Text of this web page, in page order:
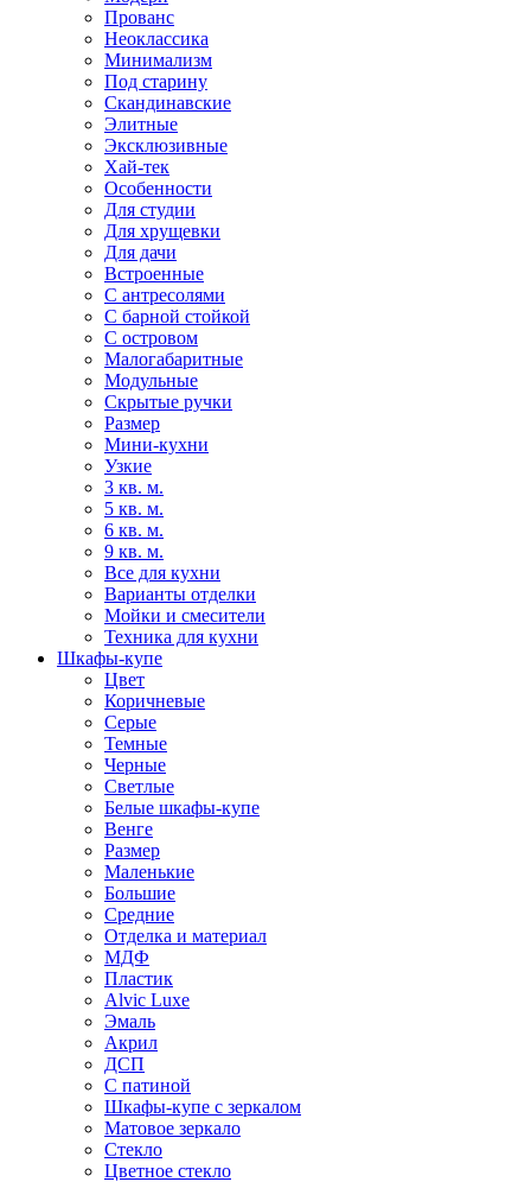
Прованс
Неоклассика
Минимализм
Под старину
Скандинавские
Элитные
Эксклюзивные
Хай-тек
Особенности
Для студии
Для хрущевки
Для дачи
Встроенные
С антресолями
С барной стойкой
С островом
Малогабаритные
Модульные
Скрытые ручки
Размер
Мини-кухни
Узкие
3 кв. м.
5 кв. м.
6 кв. м.
9 кв. м.
Все для кухни
Варианты отделки
Мойки и смесители
Техника для кухни
Шкафы-купе
Цвет
Коричневые
Серые
Темные
Черные
Светлые
Белые шкафы-купе
Венге
Размер
Маленькие
Большие
Средние
Отделка и материал
МДФ
Пластик
Alvic Luxe
Эмаль
Акрил
ДСП
С патиной
Шкафы-купе с зеркалом
Матовое зеркало
Стекло
Цветное стекло